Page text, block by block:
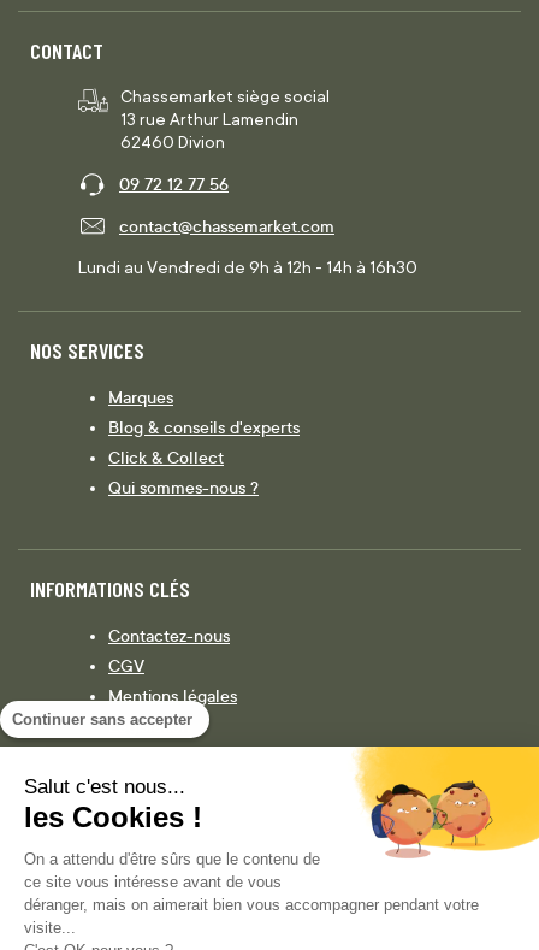
Continuer sans accepter
Salut c'est nous...
les Cookies !
On a attendu d'être sûrs que le contenu de
ce site vous intéresse avant de vous
déranger, mais on aimerait bien vous accompagner pendant votre
visite...
CONTACT
Chassemarket siège social
13 rue Arthur Lamendin
62460 Divion
09 72 12 77 56
contact@chassemarket.com
Lundi au Vendredi de 9h à 12h - 14h à 16h30
NOS SERVICES
Marques
Blog & conseils d'experts
Click & Collect
Qui sommes-nous ?
INFORMATIONS CLÉS
Contactez-nous
CGV
Mentions légales
Législation
Facebook Instagram
COPYRIGHT © 2013-AUJOURD'HUI MAGENTO, INC. TOUS DROITS RÉSERVÉS.